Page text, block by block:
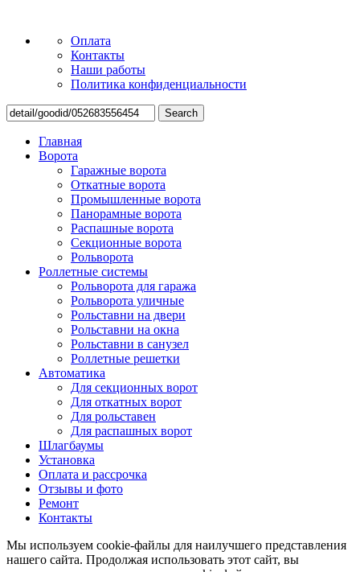
Оплата
Контакты
Наши работы
Политика конфиденциальности
Search
Главная
Ворота
Гаражные ворота
Откатные ворота
Промышленные ворота
Панорамные ворота
Распашные ворота
Секционные ворота
Рольворота
Роллетные системы
Рольворота для гаража
Рольворота уличные
Рольставни на двери
Рольставни на окна
Рольставни в санузел
Роллетные решетки
Автоматика
Для секционных ворот
Для откатных ворот
Для рольставен
Для распашных ворот
Шлагбаумы
Установка
Оплата и рассрочка
Отзывы и фото
Ремонт
Контакты
Мы используем cookie-файлы для наилучшего представления
нашего сайта. Продолжая использовать этот сайт, вы